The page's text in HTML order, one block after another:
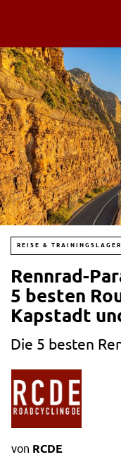
REISE & TRAININGSLAGER
Rennrad-
5 besten
Kapstadt
Die 5 besten
von RCDE